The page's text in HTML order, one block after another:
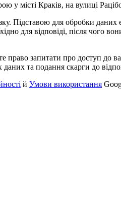
у місті Краків, на вулиці
Підставою для обробки даних є
для відповіді, після чого
право запитати про доступ до
та подання скарги до
й Умови використання